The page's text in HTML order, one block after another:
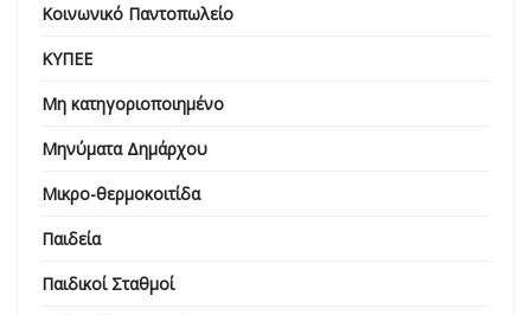
Κοινωνικό Παντοπωλείο
ΚΥΠΕΕ
Μη κατηγοριοποιημένο
Μηνύματα Δημάρχου
Μικρο-θερμοκοιτίδα
Παιδεία
Παιδικοί Σταθμοί